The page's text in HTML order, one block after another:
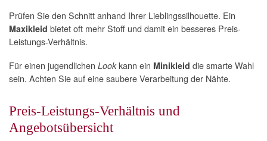
Prüfen Sie den Schnitt anhand Ihrer Lieblingssilhouette. Ein
Maxikleid bietet oft mehr Stoff und damit ein besseres Preis-
Leistungs-Verhältnis.
Für einen jugendlichen Lookkann ein Minikleid die smarte Wahl
sein. Achten Sie auf eine saubere Verarbeitung der Nähte.
Preis-Leistungs-Verhältnis und
Angebotsübersicht